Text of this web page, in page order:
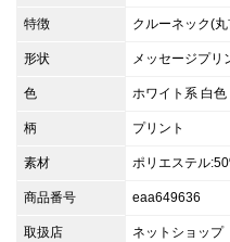
特徴 クルーネック(
形状 メッセージプリ
色 ホワイト系 白色
柄 プリント
素材 ポリエステル
商品番号 eaa649636
取扱店 ネットショップ